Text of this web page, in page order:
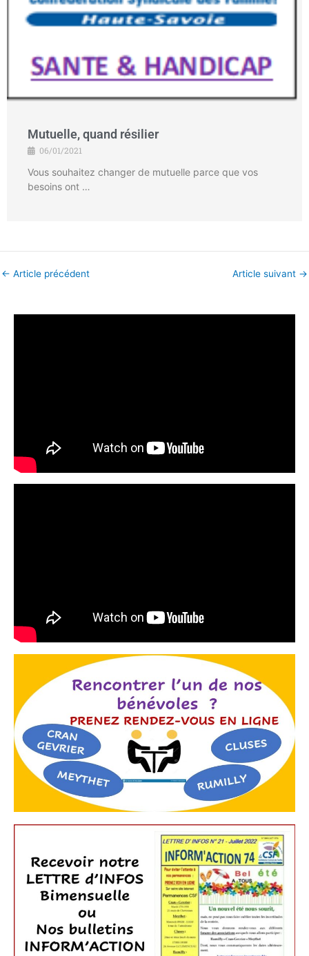
Mutuelle, quand résilier
06/01/2021
Vous souhaitez changer de mutuelle parce que vos
besoins ont …
← Article précédent Article suivant →